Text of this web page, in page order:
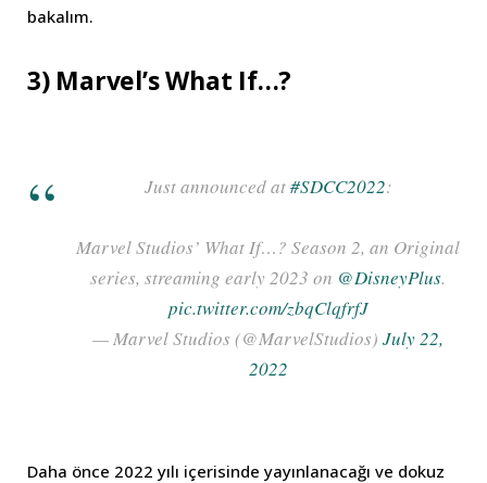
bakalım.
3) Marvel’s What If…?
Just announced at#SDCC2022:
Marvel Studios’ What If…? Season 2, an Original
series, streaming early 2023 on @DisneyPlus.
pic.twitter.com/zbqClqfrfJ
— Marvel Studios (@MarvelStudios) July 22,
2022
Daha önce 2022 yılı içerisinde yayınlanacağı ve dokuz